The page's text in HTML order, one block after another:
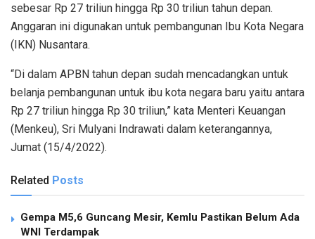
sebesar Rp 27 triliun hingga Rp 30 triliun tahun depan.
Anggaran ini digunakan untuk pembangunan Ibu Kota Negara
(IKN) Nusantara.
“Di dalam APBN tahun depan sudah mencadangkan untuk
belanja pembangunan untuk ibu kota negara baru yaitu antara
Rp 27 triliun hingga Rp 30 triliun,” kata Menteri Keuangan
(Menkeu), Sri Mulyani Indrawati dalam keterangannya,
Jumat (15/4/2022).
Related Posts
Gempa M5,6 Guncang Mesir, Kemlu Pastikan Belum Ada
WNI Terdampak